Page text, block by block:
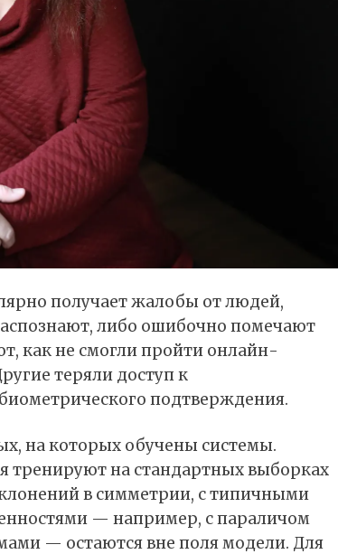
получает жалобы от людей,
либо ошибочно помечают
как не смогли пройти онлайн-
теряли доступ к
подтверждения.
на которых обучены системы.
тренируют на стандартных выборках
в симметрии, с типичными
— например, с параличом
— остаются вне поля модели. Для